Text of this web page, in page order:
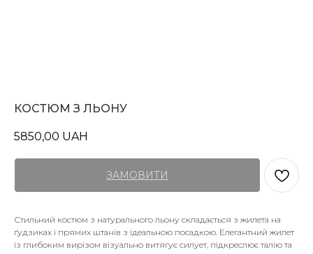
КОСТЮМ З ЛЬОНУ
5850,00 UAH
ЗАМОВИТИ
Стильний костюм з натурального льону складається з жилета на
ґудзиках і прямих штанів з ідеальною посадкою. Елегантний жилет
із глибоким вирізом візуально витягує силует, підкреслює талію та